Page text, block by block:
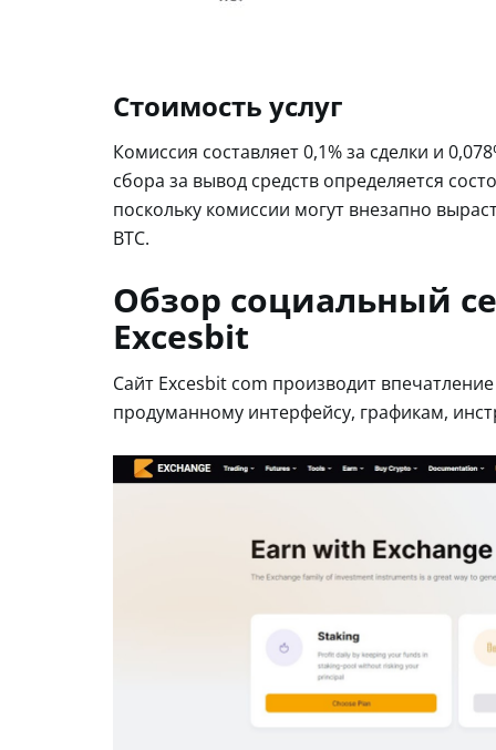
Стоимость услуг
Комиссия составляет 0,1% за сделки и
сбора за вывод средств определяется
поскольку комиссии могут внезапно
BTC.
Обзор социальный
Excesbit
Сайт Excesbit com производит
продуманному интерфейсу, графикам,